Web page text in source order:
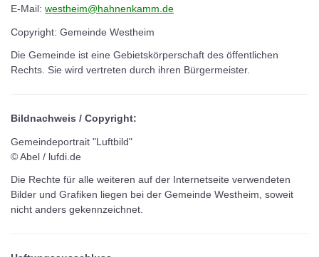
E-Mail: westheim@hahnenkamm.de
Copyright: Gemeinde Westheim
Die Gemeinde ist eine Gebietskörperschaft des öffentlichen
Rechts. Sie wird vertreten durch ihren Bürgermeister.
Bildnachweis / Copyright:
Gemeindeportrait "Luftbild"
© Abel / lufdi.de
Die Rechte für alle weiteren auf der Internetseite verwendeten
Bilder und Grafiken liegen bei der Gemeinde Westheim, soweit
nicht anders gekennzeichnet.